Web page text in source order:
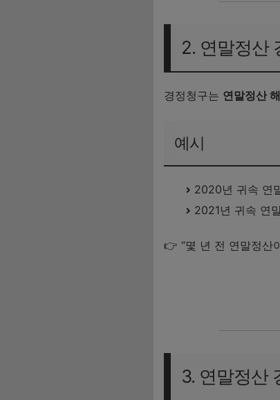
2. 연말정산
경정청구는 연말정산
예시
2020년 귀속 연
2021년 귀속 연
👉 “몇 년 전 연말정산
3. 연말정산